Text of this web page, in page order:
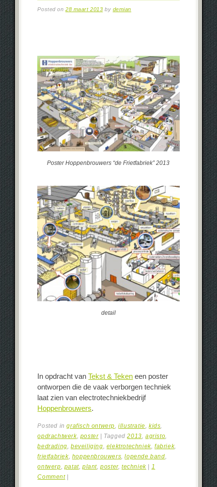
Posted on28 maart 2013 by demian
Poster Hoppenbrouwers “de Frietfabriek” 2013
detail
In opdracht vanTekst & Teken een poster
ontworpen die de vaak verborgen techniek
laat zien van electrotechniekbedrijf
Hoppenbrouwers.
Posted ingrafisch ontwerp,illustratie,kids,
opdrachtwerk, poster Tagged2013,agristo,
bedrading,beveiliging, elektrotechniek,fabriek,
frietfabriek, hoppenbrouwers,lopende band,
ontwerp, patat,plant,poster,techniek
1
Comment